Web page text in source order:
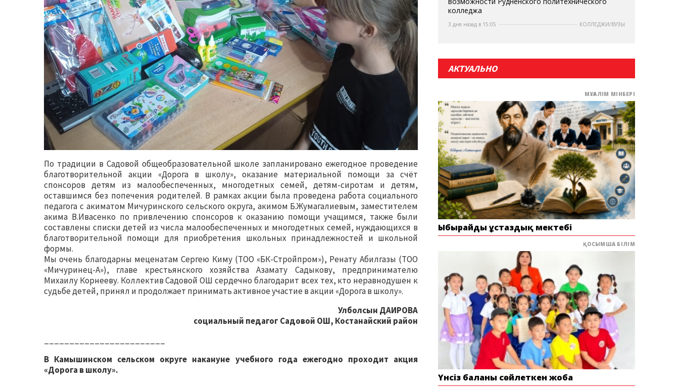
По традиции в Садовой общеобразовательной школе запланировано ежегодное проведение
благотворительной акции «Дорога в школу», оказание материальной помощи за счёт
спонсоров детям из малообеспеченных, многодетных семей, детям-сиротам и детям,
оставшимся без попечения родителей. В рамках акции была проведена работа социального
педагога с акиматом Мичуринского сельского округа, акимом Б.Жумагалиевым, заместителем
акима В.Ивасенко по привлечению спонсоров к оказанию помощи учащимся, также были
составлены списки детей из числа малообеспеченных и многодетных семей, нуждающихся в
благотворительной помощи для приобретения школьных принадлежностей и школьной
формы.
Мы очень благодарны меценатам Сергею Киму (ТОО «БК-Стройпром»), Ренату Абилгазы (ТОО
«Мичуринец-А»), главе крестьянского хозяйства Азамату Садыкову, предпринимателю
Михаилу Корнееву. Коллектив Садовой ОШ сердечно благодарит всех тех, кто неравнодушен к
судьбе детей, принял и продолжает принимать активное участие в акции «Дорога в школу».
Улболсын ДАИРОВА
социальный педагог Садовой ОШ, Костанайский район
В Камышинском сельском округе накануне учебного года ежегодно проходит акция
«Дорога в школу».
колледжа
3 дня назад в 15:05 КОЛЛЕДЖИ/ВУЗЫ
АКТУАЛЬНО
МҰҒАЛІМ МІНБЕРІ
Ыбырайдың ұстаздық мектебі
ҚОСЫМША БІЛІМ
Үнсіз баланы сөйлеткен жоба